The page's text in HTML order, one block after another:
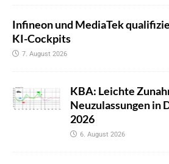
Infineon und MediaTek
KI-Cockpits
7. August 2026
KBA: Leichte
Neuzulassungen in
2026
6. August 2026